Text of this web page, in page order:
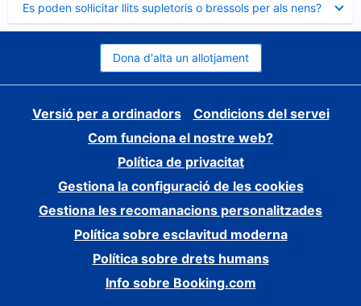
Es poden sol·licitar llits supletoris o bressols per als nens?
tancat
Dona d'alta un allotjament
Versió per a ordinadors
Condicions del servei
Com funciona el nostre web?
Política de privacitat
Gestiona la configuració de les cookies
Gestiona les recomanacions personalitzades
Política sobre esclavitud moderna
Política sobre drets humans
Info sobre Booking.com